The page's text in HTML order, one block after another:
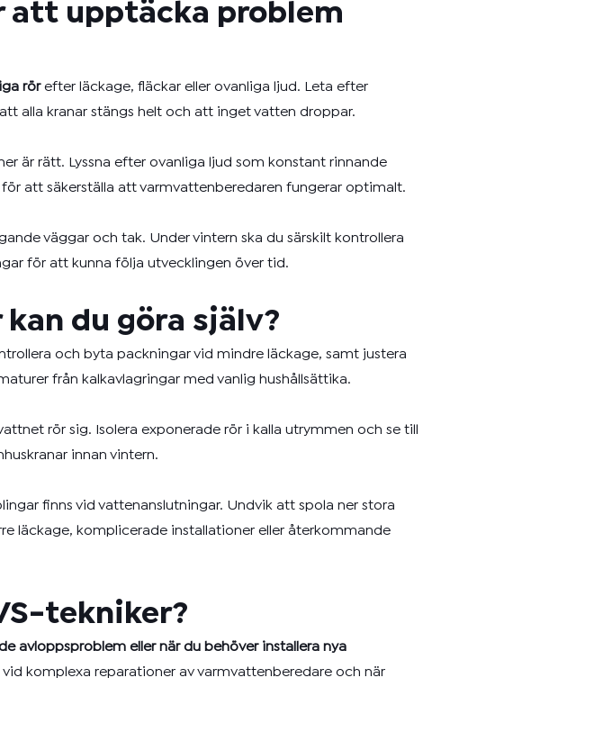
att upptäcka problem
rörefter läckage, fläckar eller ovanliga ljud. Leta efter
alla kranar stängs helt och att inget vatten droppar.
är rätt. Lyssna efter ovanliga ljud som konstant rinnande
att säkerställa att varmvattenberedaren fungerar optimalt.
väggar och tak. Under vintern ska du särskilt kontrollera
för att kunna följa utvecklingen över tid.
du göra själv?
och byta packningar vid mindre läckage, samt justera
från kalkavlagringar med vanlig hushållsättika.
rör sig. Isolera exponerade rör i kalla utrymmen och se till
innan vintern.
finns vid vattenanslutningar. Undvik att spola ner stora
läckage, komplicerade installationer eller återkommande
tekniker?
avloppsproblem eller när du behöver installera nya
komplexa reparationer av varmvattenberedare och när